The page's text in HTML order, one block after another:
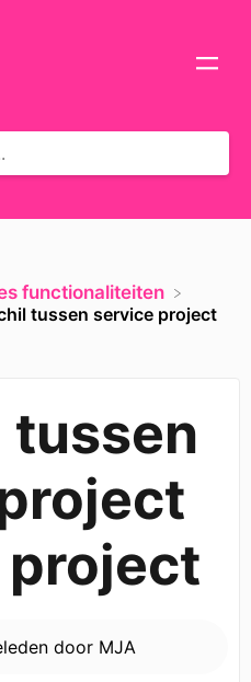
functionaliteiten
tussen service project
tussen
door MJA